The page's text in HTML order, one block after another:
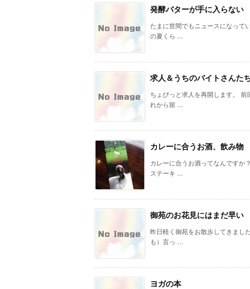
発酵バターが手に入らない
たまに世間でもニュースになって
の夏くら ...
求人＆うちのバイトさん
ちょびっと求人を再開します。
れから留 ...
カレーに合うお酒、飲み物
カレーに合うお酒ってなんですか
ステーキ ...
御苑のお花見にはまだ早い
昨日軽く御苑をお散歩してきまし
も）言っ ...
ヨガの本